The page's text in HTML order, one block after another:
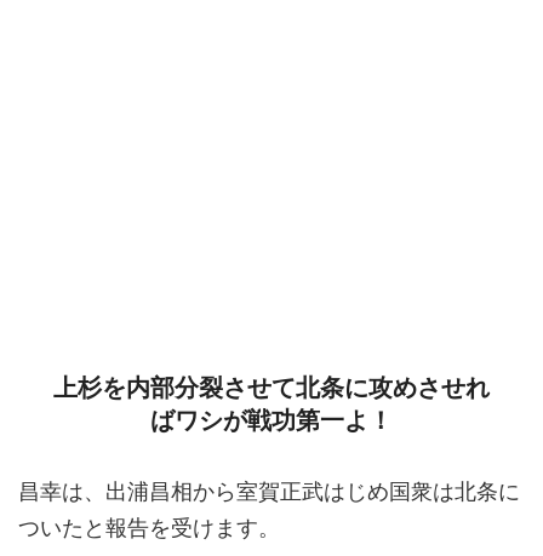
上杉を内部分裂させて北条に攻めさせれ
ばワシが戦功第一よ！
昌幸は、出浦昌相から室賀正武はじめ国衆は北条に
ついたと報告を受けます。